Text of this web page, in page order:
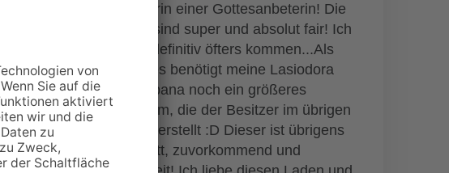
Besitzerin einer Gottesanbeterin! Die
Preise sind super und absolut fair! Ich
werde definitiv öfters kommen...Als
nächstes benötigt meine Lasiodora
parahybana noch ein größeres
Terrarium, die der Besitzer im übrigen
selbst herstellt :D Dieser ist übrigens
sehr nett, zuvorkommend und